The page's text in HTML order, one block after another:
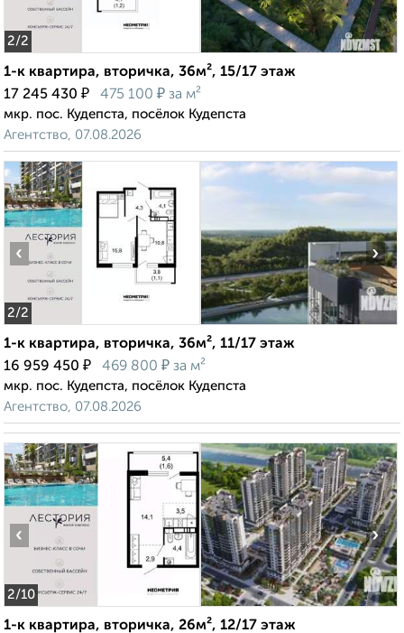
2/2
1-к квартира, вторичка, 36м², 15/17 этаж
17 245 430 ₽ 475 100 ₽ за м²
мкр. пос. Кудепста, посёлок Кудепста
Агентство, 07.08.2026
2/2
‹ ›
1-к квартира, вторичка, 36м², 11/17 этаж
16 959 450 ₽ 469 800 ₽ за м²
мкр. пос. Кудепста, посёлок Кудепста
Агентство, 07.08.2026
2/10
‹ ›
1-к квартира, вторичка, 26м², 12/17 этаж